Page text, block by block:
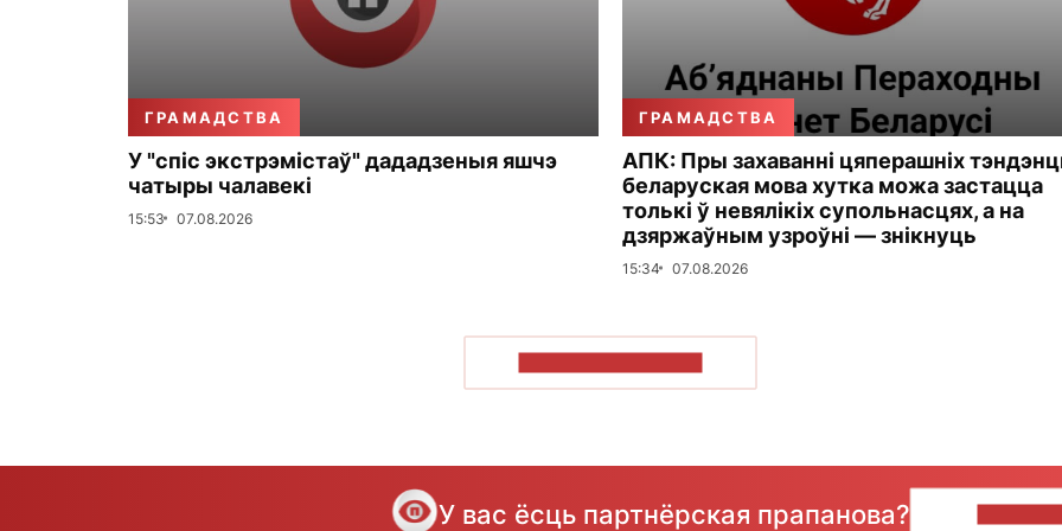
ГРАМАДСТВА
У "спіс экстрэмістаў" дададзеныя яшчэ
чатыры чалавекі
15:53 07.08.2026
ГРАМАДСТВА
АПК: Пры захаванні цяперашніх
беларуская мова хутка можа застацца
толькі ў невялікіх супольнасцях, а на
дзяржаўным узроўні — знікнуць
15:34 07.08.2026
У вас ёсць партнёрская прапанова?